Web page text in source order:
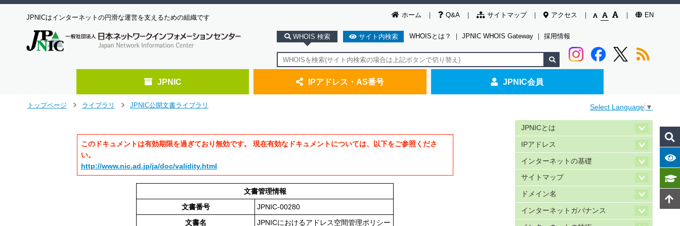
ホーム Q&A サイトマップ アクセス EN
JPNICはインターネットの円滑な運営を支えるための組織です
WHOIS 検索 サイト内検索 WHOISとは？ ｜ JPNIC WHOIS Gateway ｜ 採用情報
JPNIC IPアドレス・AS番号 JPNIC会員
トップページ
ライブラリ
JPNIC公開文書ライブラリ Select Language ▼
このドキュメントは有効期限を過ぎており無効です。 現在有効なドキュメントについては、以下をご参照くださ
い。
http://www.nic.ad.jp/ja/doc/validity.html
文書管理情報
文書番号
JPNIC-00280
文書名
JPNICにおけるアドレス空間管理ポリシー
JPNICとは
IPアドレス
インターネットの基礎
サイトマップ
ドメイン名
インターネットガバナンス